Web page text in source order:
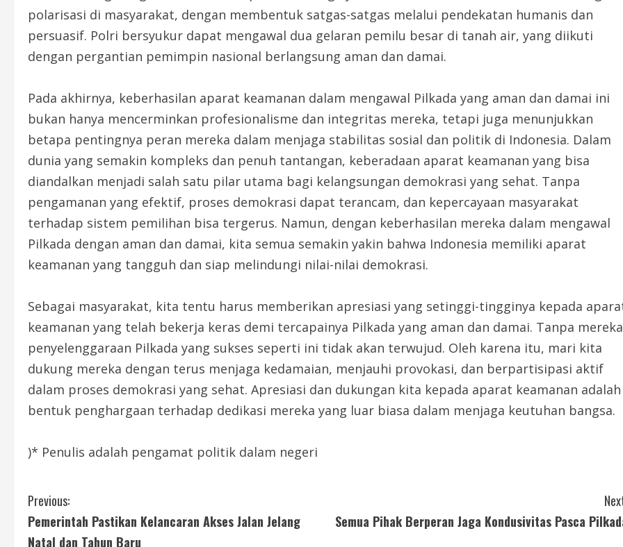
polarisasi di masyarakat, dengan membentuk satgas-satgas melalui pendekatan humanis dan
persuasif. Polri bersyukur dapat mengawal dua gelaran pemilu besar di tanah air, yang diikuti
dengan pergantian pemimpin nasional berlangsung aman dan damai.
Pada akhirnya, keberhasilan aparat keamanan dalam mengawal Pilkada yang aman dan damai ini
bukan hanya mencerminkan profesionalisme dan integritas mereka, tetapi juga menunjukkan
betapa pentingnya peran mereka dalam menjaga stabilitas sosial dan politik di Indonesia. Dalam
dunia yang semakin kompleks dan penuh tantangan, keberadaan aparat keamanan yang bisa
diandalkan menjadi salah satu pilar utama bagi kelangsungan demokrasi yang sehat. Tanpa
pengamanan yang efektif, proses demokrasi dapat terancam, dan kepercayaan masyarakat
terhadap sistem pemilihan bisa tergerus. Namun, dengan keberhasilan mereka dalam mengawal
Pilkada dengan aman dan damai, kita semua semakin yakin bahwa Indonesia memiliki aparat
keamanan yang tangguh dan siap melindungi nilai-nilai demokrasi.
Sebagai masyarakat, kita tentu harus memberikan apresiasi yang setinggi-tingginya kepada
keamanan yang telah bekerja keras demi tercapainya Pilkada yang aman dan damai. Tanpa
penyelenggaraan Pilkada yang sukses seperti ini tidak akan terwujud. Oleh karena itu, mari kita
dukung mereka dengan terus menjaga kedamaian, menjauhi provokasi, dan berpartisipasi aktif
dalam proses demokrasi yang sehat. Apresiasi dan dukungan kita kepada aparat keamanan adalah
bentuk penghargaan terhadap dedikasi mereka yang luar biasa dalam menjaga keutuhan bangsa.
)* Penulis adalah pengamat politik dalam negeri
C
o
Previous:
Pemerintah Pastikan Kelancaran Akses Jalan Jelang
Natal dan Tahun Baru
Semua Pihak Berperan Jaga Kondusivitas Pasca